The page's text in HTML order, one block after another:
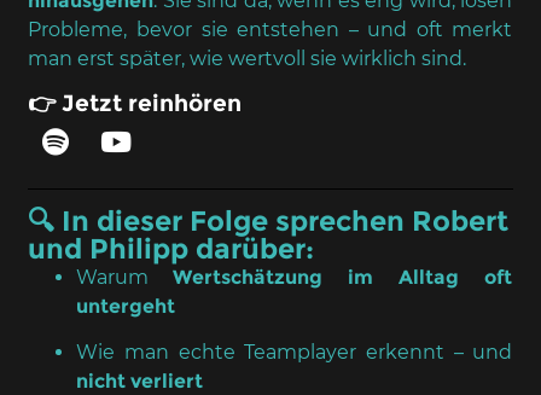
Probleme, bevor sie entstehen – und oft merkt
man erst später, wie wertvoll sie wirklich sind.
👉 Jetzt reinhören
🔍 In dieser Folge sprechen Robert
und Philipp darüber:
WarumWertschätzung im Alltag oft
untergeht
Wie man echte Teamplayer erkennt – und
nicht verliert